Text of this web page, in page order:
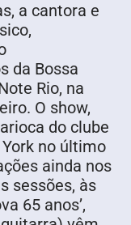
a cantora e
da Bossa
Rio, na
O show,
do clube
no último
ainda nos
sessões, às
65 anos’,